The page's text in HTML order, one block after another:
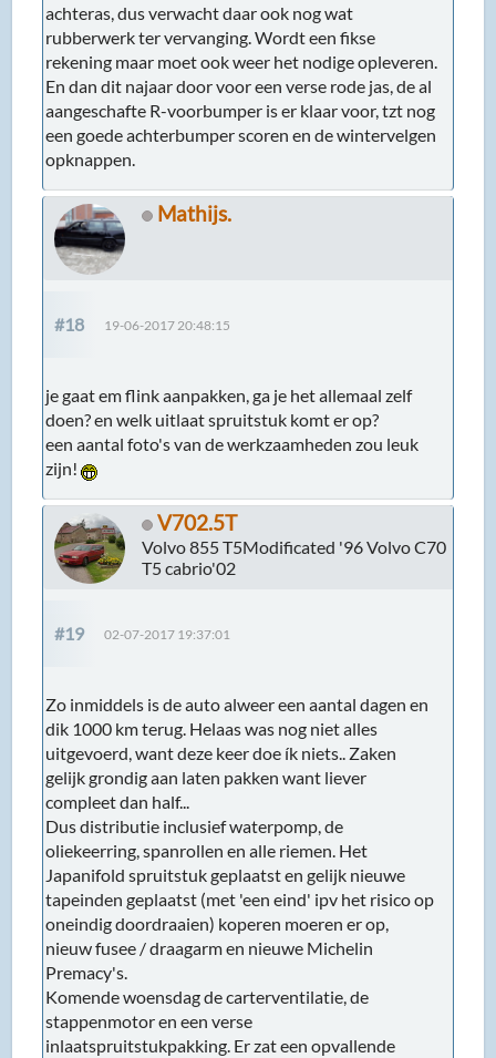
achteras, dus verwacht daar ook nog wat
rubberwerk ter vervanging. Wordt een fikse
rekening maar moet ook weer het nodige opleveren.
En dan dit najaar door voor een verse rode jas, de al
aangeschafte R-voorbumper is er klaar voor, tzt nog
een goede achterbumper scoren en de wintervelgen
opknappen.
Mathijs.
#18 19-06-2017 20:48:15
je gaat em flink aanpakken, ga je het allemaal zelf
doen? en welk uitlaat spruitstuk komt er op?
een aantal foto's van de werkzaamheden zou leuk
zijn!
V702.5T
Volvo 855 T5Modificated '96 Volvo C70
T5 cabrio'02
#19 02-07-2017 19:37:01
Zo inmiddels is de auto alweer een aantal dagen en
dik 1000 km terug. Helaas was nog niet alles
uitgevoerd, want deze keer doe ík niets.. Zaken
gelijk grondig aan laten pakken want liever
compleet dan half...
Dus distributie inclusief waterpomp, de
oliekeerring, spanrollen en alle riemen. Het
Japanifold spruitstuk geplaatst en gelijk nieuwe
tapeinden geplaatst (met 'een eind' ipv het risico op
oneindig doordraaien) koperen moeren er op,
nieuw fusee / draagarm en nieuwe Michelin
Premacy's.
Komende woensdag de carterventilatie, de
stappenmotor en een verse
inlaatspruitstukpakking. Er zat een opvallende